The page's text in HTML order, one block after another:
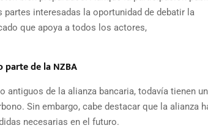
interesadas la oportunidad de debatir la
que apoya a todos los actores,
parte de la NZBA
de la alianza bancaria, todavía tienen un
Sin embargo, cabe destacar que la alianza
necesarias en el futuro.